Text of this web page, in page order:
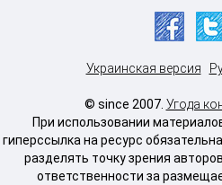
Украинская версия
© since 2007. Угода
При использовании
гиперссылка на ресурс
разделять точку зрения
ответственности за